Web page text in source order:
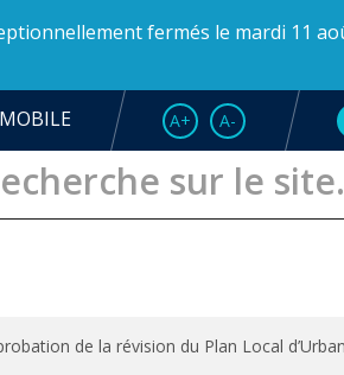
fermés le mardi 11
A+AUGMENTER LA
A-RÉDUIRE LA
de la révision du Plan Local